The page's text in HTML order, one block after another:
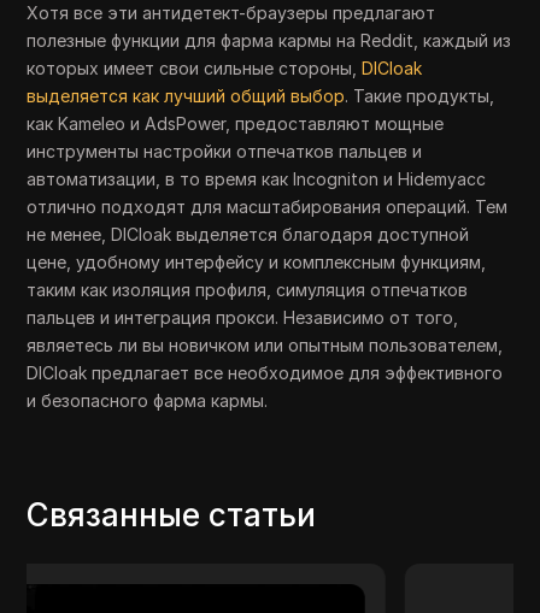
Хотя все эти антидетект-браузеры предлагают
полезные функции для фарма кармы на Reddit, каждый из
которых имеет свои сильные стороны,DICloak
выделяется как лучший общий выбор. Такие продукты,
как Kameleo и AdsPower, предоставляют мощные
инструменты настройки отпечатков пальцев и
автоматизации, в то время как Incogniton и Hidemyacc
отлично подходят для масштабирования операций. Тем
не менее, DICloak выделяется благодаря доступной
цене, удобному интерфейсу и комплексным функциям,
таким как изоляция профиля, симуляция отпечатков
пальцев и интеграция прокси. Независимо от того,
являетесь ли вы новичком или опытным пользователем,
DICloak предлагает все необходимое для эффективного
и безопасного фарма кармы.
Связанные статьи